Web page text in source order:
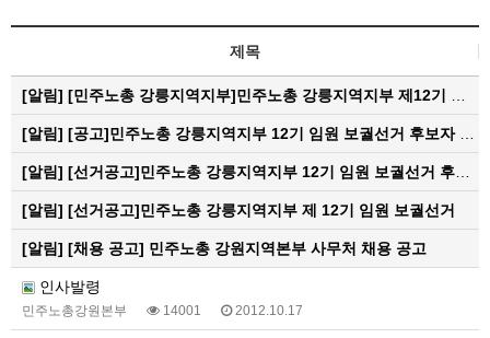
제목
[알림] [민주노총 강릉지역지부]민주노총 강릉지역지부 제12기 임원 보궐선거결과 공고
[알림] [공고]민주노총 강릉지역지부 12기 임원 보궐선거 후보자 확정 공고
[알림] [선거공고]민주노총 강릉지역지부 12기 임원 보궐선거 후보 등록 기간 연장 공고
[알림] [선거공고]민주노총 강릉지역지부 제 12기 임원 보궐선거
[알림] [채용 공고] 민주노총 강원지역본부 사무처 채용 공고
인사발령
민주노총강원본부 14001 2012.10.17